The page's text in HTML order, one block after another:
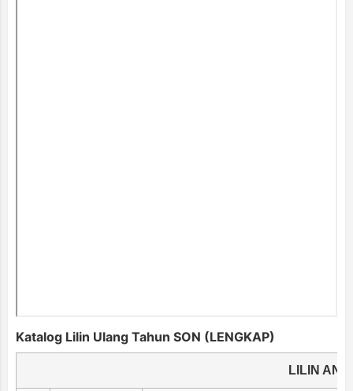
Katalog Lilin Ulang Tahun SON (LENGKAP)
LILIN